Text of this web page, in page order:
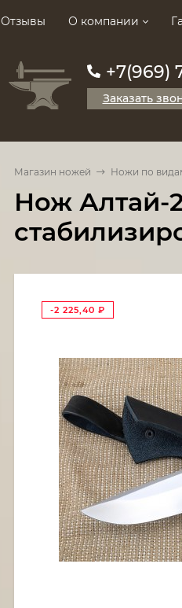
Отзывы О компании
+7(969)
Заказать
Магазин ножей Ножи по
Нож Алтай-2
-2 225,40 ₽